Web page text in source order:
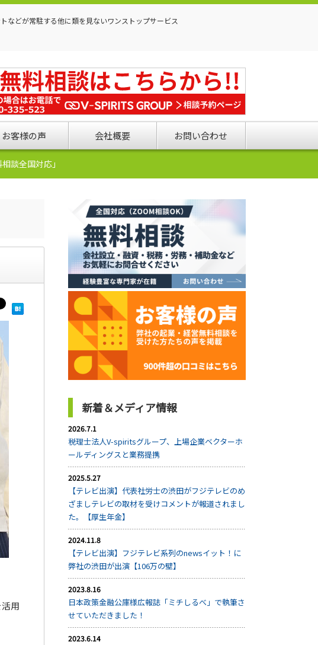
などが常駐する他に類を見ないワンストップサービス
お客様の声 会社概要 お問い合わせ
談全国対応」
用
新着＆メディア情報
2026.7.1
税理士法人V-spiritsグループ、上場企業ベクターホ
ールディングスと業務提携
2025.5.27
【テレビ出演】代表社労士の渋田がフジテレビのめ
ざましテレビの取材を受けコメントが報道されまし
た。【厚生年金】
2024.11.8
【テレビ出演】フジテレビ系列のnewsイット！に
弊社の渋田が出演【106万の壁】
2023.8.16
日本政策金融公庫様広報誌「ミチしるべ」で執筆さ
せていただきました！
2023.6.14